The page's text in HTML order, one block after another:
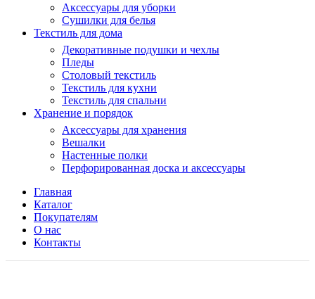
Аксессуары для уборки
Сушилки для белья
Текстиль для дома
Декоративные подушки и чехлы
Пледы
Столовый текстиль
Текстиль для кухни
Текстиль для спальни
Хранение и порядок
Аксессуары для хранения
Вешалки
Настенные полки
Перфорированная доска и аксессуары
Главная
Каталог
Покупателям
О нас
Контакты